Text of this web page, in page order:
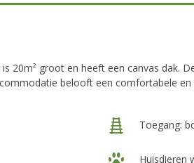
20m² groot en heeft een canvas dak.
belooft een comfortabele en
Toegang:
Huisdieren